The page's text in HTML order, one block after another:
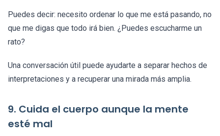
Puedes decir: necesito ordenar lo que me está pasando, no
que me digas que todo irá bien. ¿Puedes escucharme un
rato?
Una conversación útil puede ayudarte a separar hechos de
interpretaciones y a recuperar una mirada más amplia.
9. Cuida el cuerpo aunque la mente
esté mal